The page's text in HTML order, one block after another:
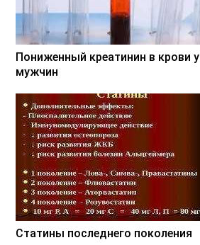
Пониженный креатинин в крови у
мужчин
Статины последнего поколения